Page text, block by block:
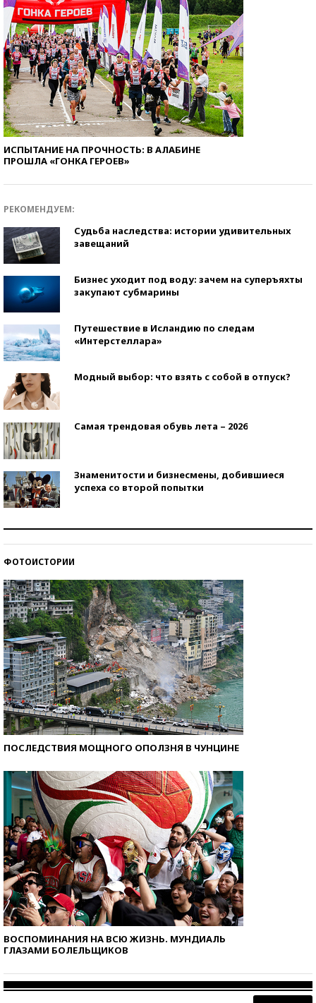
ИСПЫТАНИЕ НА ПРОЧНОСТЬ: В АЛАБИНЕ
ПРОШЛА «ГОНКА ГЕРОЕВ»
РЕКОМЕНДУЕМ:
Судьба наследства: истории удивительных
завещаний
Бизнес уходит под воду: зачем на суперъяхты
закупают субмарины
Путешествие в Исландию по следам
«Интерстеллара»
Модный выбор: что взять с собой в отпуск?
Самая трендовая обувь лета – 2026
Знаменитости и бизнесмены, добившиеся
успеха со второй попытки
ФОТОИСТОРИИ
ПОСЛЕДСТВИЯ МОЩНОГО ОПОЛЗНЯ В ЧУНЦИНЕ
ВОСПОМИНАНИЯ НА ВСЮ ЖИЗНЬ. МУНДИАЛЬ
ГЛАЗАМИ БОЛЕЛЬЩИКОВ